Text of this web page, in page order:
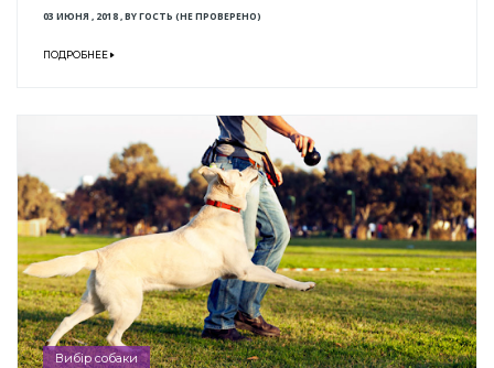
03 ИЮНЯ , 2018,BYГОСТЬ (НЕ ПРОВЕРЕНО)
ПОДРОБНЕЕ
Вибір собаки